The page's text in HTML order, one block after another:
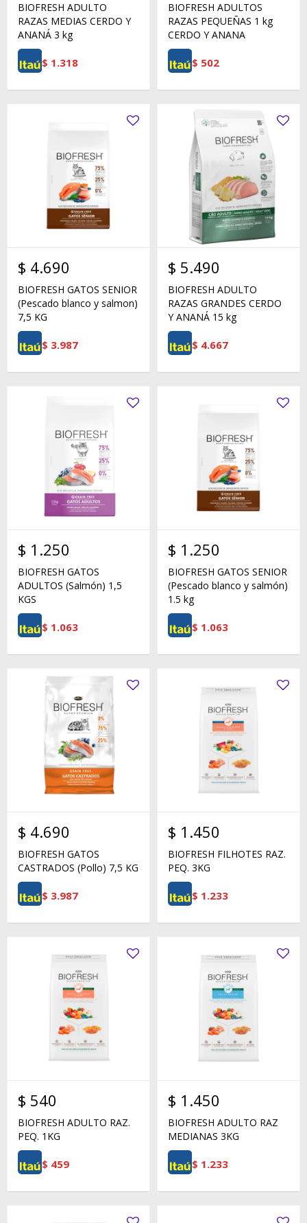
BIOFRESH ADULTO
RAZAS MEDIAS CERDO Y
ANANÁ 3 kg
$ 1.318
BIOFRESH ADULTOS
RAZAS PEQUEÑAS 1 kg
CERDO Y ANANA
$ 502
$ 4.690
BIOFRESH GATOS SENIOR
(Pescado blanco y salmon)
7,5 KG
$ 3.987
$ 5.490
BIOFRESH ADULTO
RAZAS GRANDES CERDO
Y ANANÁ 15 kg
$ 4.667
$ 1.250
BIOFRESH GATOS
ADULTOS (Salmón) 1,5
KGS
$ 1.063
$ 1.250
BIOFRESH GATOS SENIOR
(Pescado blanco y salmón)
1.5 kg
$ 1.063
$ 4.690
BIOFRESH GATOS
CASTRADOS (Pollo) 7,5 KG
$ 3.987
$ 1.450
BIOFRESH FILHOTES RAZ.
PEQ. 3KG
$ 1.233
$ 540
BIOFRESH ADULTO RAZ.
PEQ. 1KG
$ 459
$ 1.450
BIOFRESH ADULTO RAZ
MEDIANAS 3KG
$ 1.233